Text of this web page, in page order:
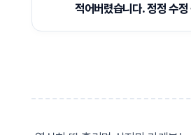
적어버렸습니다. 정정 수